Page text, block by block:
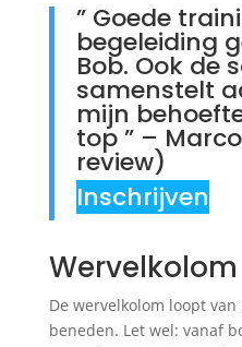
” Goede
begeleiding
Bob. Ook de
samenstelt
mijn
top ” –
review)
Inschrijven
Wervelkolom
De wervelkolom loopt
beneden. Let wel: vanaf